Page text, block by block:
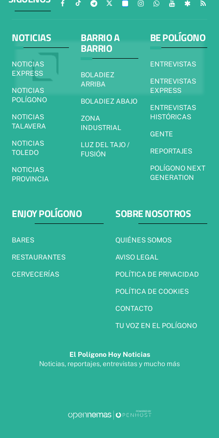
NOTICIAS
NOTICIAS
EXPRESS
NOTICIAS
POLÍGONO
NOTICIAS
TALAVERA
NOTICIAS
TOLEDO
NOTICIAS
PROVINCIA
BARRIO A
BARRIO
BOLADIEZ
ARRIBA
BOLADIEZ ABAJO
ZONA
INDUSTRIAL
LUZ DEL TAJO /
FUSIÓN
BE POLÍGONO
ENTREVISTAS
ENTREVISTAS
EXPRESS
ENTREVISTAS
HISTÓRICAS
GENTE
REPORTAJES
POLÍGONO NEXT
GENERATION
ENJOY POLÍGONO
BARES
RESTAURANTES
CERVECERÍAS
SOBRE NOSOTROS
QUIÉNES SOMOS
AVISO LEGAL
POLÍTICA DE PRIVACIDAD
POLÍTICA DE COOKIES
CONTACTO
TU VOZ EN EL POLÍGONO
El Polígono Hoy Noticias
Noticias, reportajes, entrevistas y mucho más